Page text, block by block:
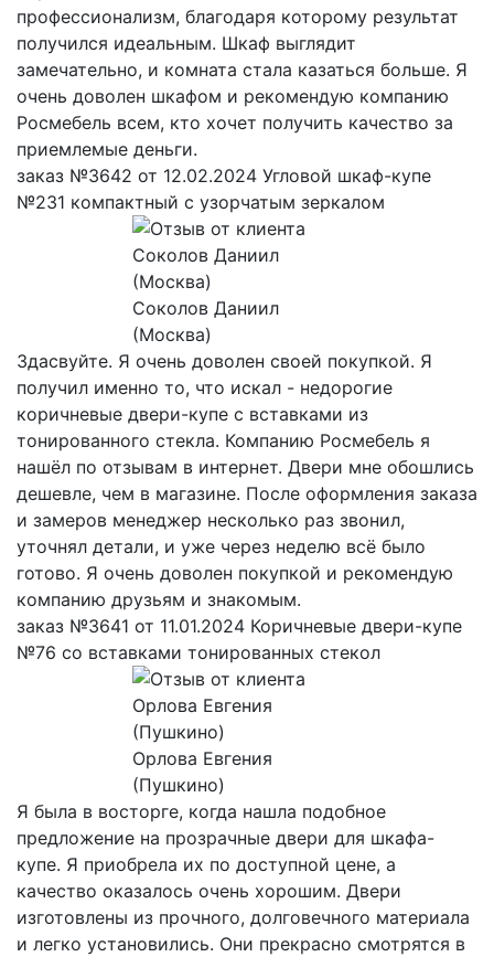
профессионализм, благодаря которому результат
получился идеальным. Шкаф выглядит
замечательно, и комната стала казаться больше. Я
очень доволен шкафом и рекомендую компанию
Росмебель всем, кто хочет получить качество за
приемлемые деньги.
заказ №3642 от 12.02.2024 Угловой шкаф-купе
№231 компактный с узорчатым зеркалом
Соколов Даниил
(Москва)
Здасвуйте. Я очень доволен своей покупкой. Я
получил именно то, что искал - недорогие
коричневые двери-купе с вставками из
тонированного стекла. Компанию Росмебель я
нашёл по отзывам в интернет. Двери мне обошлись
дешевле, чем в магазине. После оформления заказа
и замеров менеджер несколько раз звонил,
уточнял детали, и уже через неделю всё было
готово. Я очень доволен покупкой и рекомендую
компанию друзьям и знакомым.
заказ №3641 от 11.01.2024 Коричневые двери-купе
№76 со вставками тонированных стекол
Орлова Евгения
(Пушкино)
Я была в восторге, когда нашла подобное
предложение на прозрачные двери для шкафа-
купе. Я приобрела их по доступной цене, а
качество оказалось очень хорошим. Двери
изготовлены из прочного, долговечного материала
и легко установились. Они прекрасно смотрятся в